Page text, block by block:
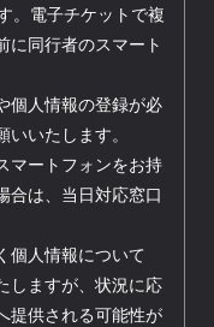
。電子チケットで複
に同行者のスマート
個人情報の登録が必
いたします。
マートフォンをお持
合は、当日対応窓口
個人情報について
しますが、状況に応
提供される可能性が